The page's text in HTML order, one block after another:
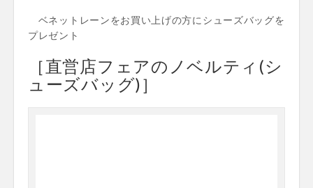
ベネットレーンをお買い上げの方にシューズバッグを
プレゼント
［直営店フェアのノベルティ(シ
ューズバッグ)］